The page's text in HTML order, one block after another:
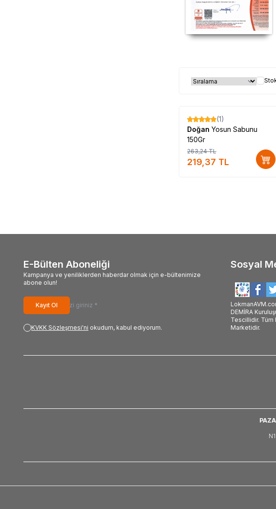
%17
(1)
Doğan Yosun Sabunu
150Gr
263,24TL
219,37 TL
E-Bülten Aboneliği
Kampanya ve yeniliklerden haberdar olmak için e-bültenimize
abone olun!
Kayıt Ol
KVKK Sözleşmesi'ni okudum, kabul ediyorum.
Sosyal
DEMİRA
Tescillidir. Tüm
Marketidir.